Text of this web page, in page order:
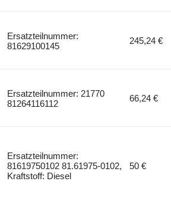
Ersatzteilnummer:
81629100145
245,24 €
Ersatzteilnummer: 21770
81264116112
66,24 €
Ersatzteilnummer:
81619750102 81.61975-0102,
Kraftstoff: Diesel
50 €